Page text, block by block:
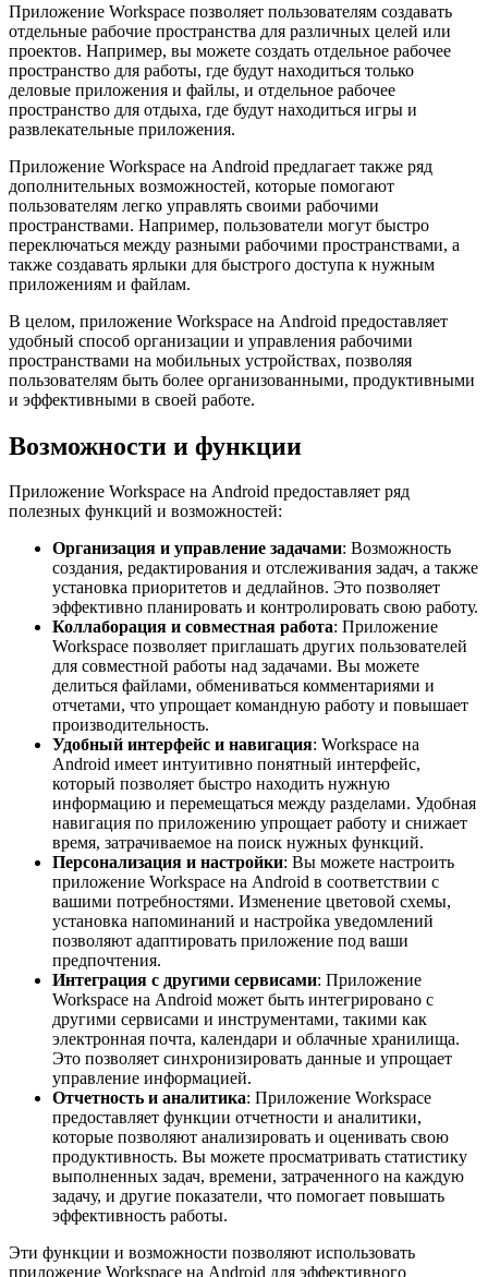
Приложение Workspace позволяет пользователям создавать
отдельные рабочие пространства для различных целей или
проектов. Например, вы можете создать отдельное рабочее
пространство для работы, где будут находиться только
деловые приложения и файлы, и отдельное рабочее
пространство для отдыха, где будут находиться игры и
развлекательные приложения.
Приложение Workspace на Android предлагает также ряд
дополнительных возможностей, которые помогают
пользователям легко управлять своими рабочими
пространствами. Например, пользователи могут быстро
переключаться между разными рабочими пространствами, а
также создавать ярлыки для быстрого доступа к нужным
приложениям и файлам.
В целом, приложение Workspace на Android предоставляет
удобный способ организации и управления рабочими
пространствами на мобильных устройствах, позволяя
пользователям быть более организованными, продуктивными
и эффективными в своей работе.
Возможности и функции
Приложение Workspace на Android предоставляет ряд
полезных функций и возможностей:
Организация и управление задачами: Возможность
создания, редактирования и отслеживания задач, а также
установка приоритетов и дедлайнов. Это позволяет
эффективно планировать и контролировать свою работу.
Коллаборация и совместная работа: Приложение
Workspace позволяет приглашать других пользователей
для совместной работы над задачами. Вы можете
делиться файлами, обмениваться комментариями и
отчетами, что упрощает командную работу и повышает
производительность.
Удобный интерфейс и навигация: Workspace на
Android имеет интуитивно понятный интерфейс,
который позволяет быстро находить нужную
информацию и перемещаться между разделами. Удобная
навигация по приложению упрощает работу и снижает
время, затрачиваемое на поиск нужных функций.
Персонализация и настройки: Вы можете настроить
приложение Workspace на Android в соответствии с
вашими потребностями. Изменение цветовой схемы,
установка напоминаний и настройка уведомлений
позволяют адаптировать приложение под ваши
предпочтения.
Интеграция с другими сервисами: Приложение
Workspace на Android может быть интегрировано с
другими сервисами и инструментами, такими как
электронная почта, календари и облачные хранилища.
Это позволяет синхронизировать данные и упрощает
управление информацией.
Отчетность и аналитика: Приложение Workspace
предоставляет функции отчетности и аналитики,
которые позволяют анализировать и оценивать свою
продуктивность. Вы можете просматривать статистику
выполненных задач, времени, затраченного на каждую
задачу, и другие показатели, что помогает повышать
эффективность работы.
Эти функции и возможности позволяют использовать
приложение Workspace на Android для эффективного